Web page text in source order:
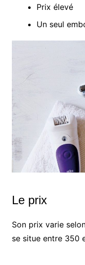
Prix élevé
Un seul
Le prix
Son prix varie
se situe entre 350